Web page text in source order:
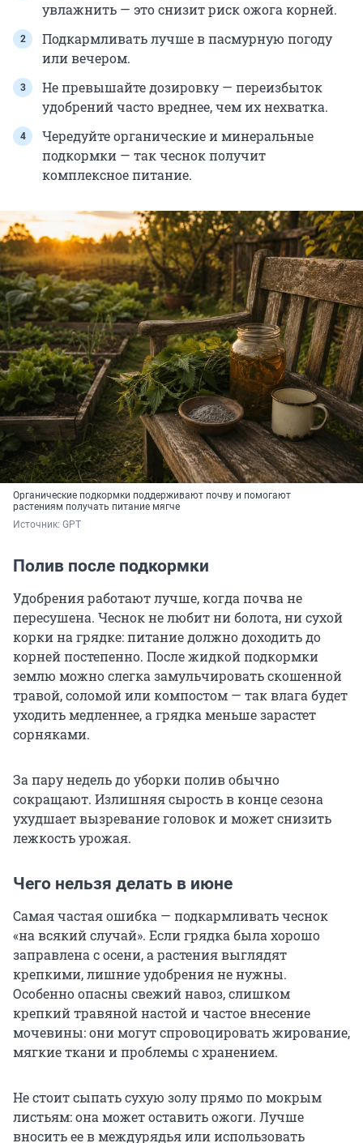
увлажнить — это снизит риск ожога корней.
Подкармливать лучше в пасмурную погоду
или вечером.
Не превышайте дозировку — переизбыток
удобрений часто вреднее, чем их нехватка.
Чередуйте органические и минеральные
подкормки — так чеснок получит
комплексное питание.
Органические подкормки поддерживают почву и помогают
растениям получать питание мягче
Источник: GPT
Полив после подкормки
Удобрения работают лучше, когда почва не
пересушена. Чеснок не любит ни болота, ни сухой
корки на грядке: питание должно доходить до
корней постепенно. После жидкой подкормки
землю можно слегка замульчировать скошенной
травой, соломой или компостом — так влага будет
уходить медленнее, а грядка меньше зарастет
сорняками.
За пару недель до уборки полив обычно
сокращают. Излишняя сырость в конце сезона
ухудшает вызревание головок и может снизить
лежкость урожая.
Чего нельзя делать в июне
Самая частая ошибка — подкармливать чеснок
«на всякий случай». Если грядка была хорошо
заправлена с осени, а растения выглядят
крепкими, лишние удобрения не нужны.
Особенно опасны свежий навоз, слишком
крепкий травяной настой и частое внесение
мочевины: они могут спровоцировать жирование,
мягкие ткани и проблемы с хранением.
Не стоит сыпать сухую золу прямо по мокрым
листьям: она может оставить ожоги. Лучше
вносить ее в междурядья или использовать